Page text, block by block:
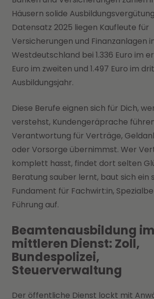
Häusern solide
Datensatz 2025 liegen Kaufleute für
Versicherungen und Finanzanlagen
Westdeutschland bei 1.336 Euro im
Euro im zweiten und 1.497 Euro im
Ausbildungsjahr.
Diese Berufe eignen sich für Dich,
verstehst, Kundengeräprache
Verantwortung für Verträge,
oder Vorsorge übernimmst. Wer
komplett hasst, findet dort selten
Beratung sauber lernt, baut sich ein
Fundament für Fachwirt:in,
Führung auf.
Beamtenausbildung im
mittleren Dienst: Zoll,
Bundespolizei,
Steuerverwaltung
Der öffentliche Dienst lockt mit